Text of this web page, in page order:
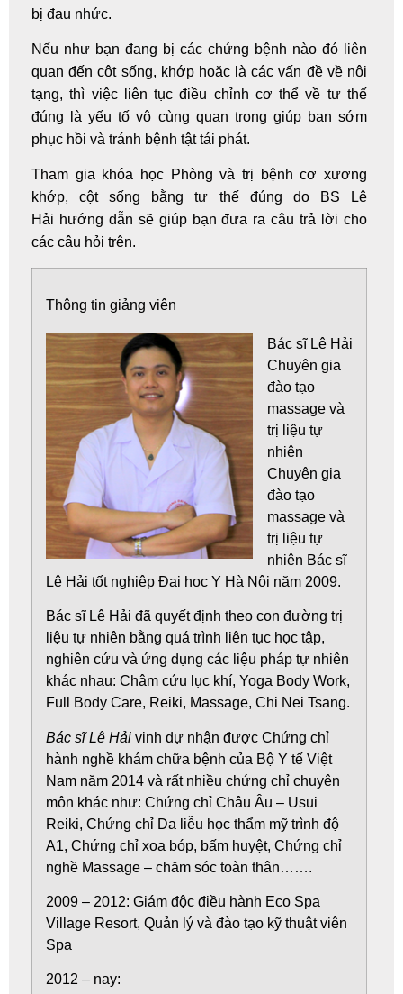
bị đau nhức.
Nếu như bạn đang bị các chứng bệnh nào đó liên
quan đếncột sống, khớp hoặc là các vấn đề về nội
tạng, thì việc liên tục điều chỉnh cơ thể về tư thế
đúng là yếu tố vô cùng quan trọng giúp bạn sớm
phục hồi và tránh bệnh tật tái phát.
Tham gia khóa học Phòng và trị bệnh cơ xương
khớp,cột sống bằng tư thế đúng doBS Lê
Hải hướng dẫn sẽ giúp bạn đưa ra câu trả lời cho
các câu hỏi trên.
Thông tin giảng viên
Bác sĩ Lê Hải
Chuyên gia
đào tạo
massage và
trị liệu tự
nhiên
Chuyên gia
đào tạo
massage và
trị liệu tự
nhiên Bác sĩ
Lê Hải tốt nghiệp Đại học Y Hà Nội năm 2009.
Bác sĩ Lê Hải đã quyết định theo con đường trị
liệu tự nhiên bằng quá trình liên tục học tập,
nghiên cứu và ứng dụng các liệu pháp tự nhiên
khác nhau: Châm cứu lục khí, Yoga Body Work,
Full Body Care, Reiki, Massage, Chi Nei Tsang.
Bác sĩ Lê Hải vinh dự nhận được Chứng chỉ
hành nghề khám chữa bệnh của Bộ Y tế Việt
Nam năm 2014 và rất nhiều chứng chỉ chuyên
môn khác như: Chứng chỉ Châu Âu – Usui
Reiki, Chứng chỉ Da liễu học thẩm mỹ trình độ
A1, Chứng chỉ xoa bóp, bấm huyệt, Chứng chỉ
nghề Massage – chăm sóc toàn thân…….
2009 – 2012: Giám độc điều hành Eco Spa
Village Resort, Quản lý và đào tạo kỹ thuật viên
Spa
2012 – nay: